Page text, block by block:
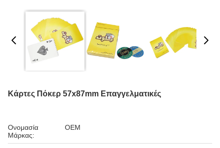
Κάρτες Πόκερ 57x87mm Επαγγελματικές
Ονομασία
Μάρκας:
OEM